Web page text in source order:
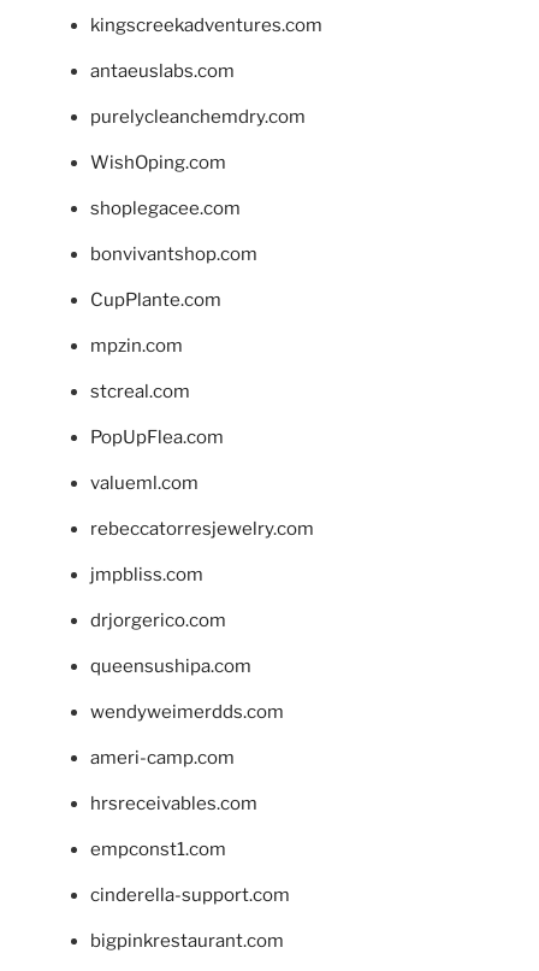
kingscreekadventures.com
antaeuslabs.com
purelycleanchemdry.com
WishOping.com
shoplegacee.com
bonvivantshop.com
CupPlante.com
mpzin.com
stcreal.com
PopUpFlea.com
valueml.com
rebeccatorresjewelry.com
jmpbliss.com
drjorgerico.com
queensushipa.com
wendyweimerdds.com
ameri-camp.com
hrsreceivables.com
empconst1.com
cinderella-support.com
bigpinkrestaurant.com